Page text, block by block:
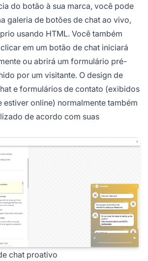
do botão à sua marca, você pode
galeria de botões de chat ao vivo,
usando HTML. Você também
em um botão de chat iniciará
ou abrirá um formulário pré-
por um visitante. O design de
e formulários de contato (exibidos
estiver online) normalmente também
de acordo com suas
chat proativo